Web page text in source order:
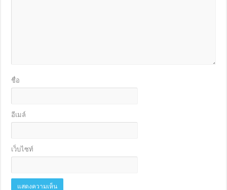
ชื่อ
อีเมล์
เว็บไซท์